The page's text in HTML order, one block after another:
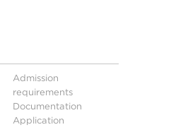
Admission
requirements
Documentation
Application